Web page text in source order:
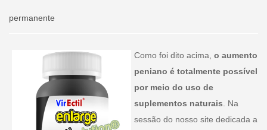
permanente
Como foi dito acima, o aumento
peniano é totalmente possível
por meio do uso de
suplementos naturais . Na
sessão do nosso site dedicada a